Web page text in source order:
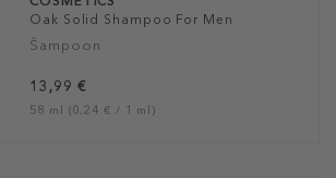
Oak Solid Shampoo For Men
Šampoon
13,99 €
58 ml (0,24 € / 1 ml)